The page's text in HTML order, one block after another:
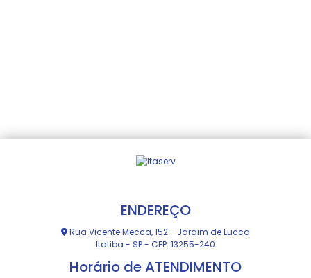
ENDEREÇO
Rua Vicente Mecca, 152 - Jardim de Lucca
Itatiba - SP - CEP: 13255-240
Horário de ATENDIMENTO